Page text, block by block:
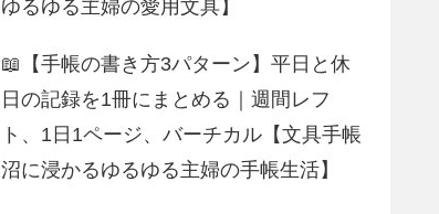
ゆるゆる主婦の愛用文具】
📖【手帳の書き方3パターン】平日と休
日の記録を1冊にまとめる｜週間レフ
ト、1日1ページ、バーチカル【文具手帳
沼に浸かるゆるゆる主婦の手帳生活】